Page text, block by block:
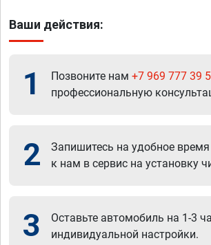
Ваши действия:
1 Позвоните нам +7 969 777 39
профессиональную
2
Запишитесь на удобное
к нам в сервис на установку
3
Оставьте автомобиль на 1-3
индивидуальной настройки.